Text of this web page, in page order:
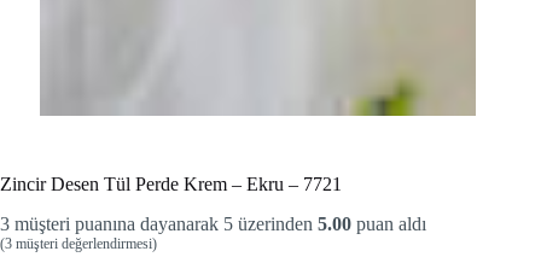
Zincir Desen Tül Perde Krem – Ekru – 7721
3 müşteri puanına dayanarak 5 üzerinden 5.00 puan aldı
(3 müşteri değerlendirmesi)